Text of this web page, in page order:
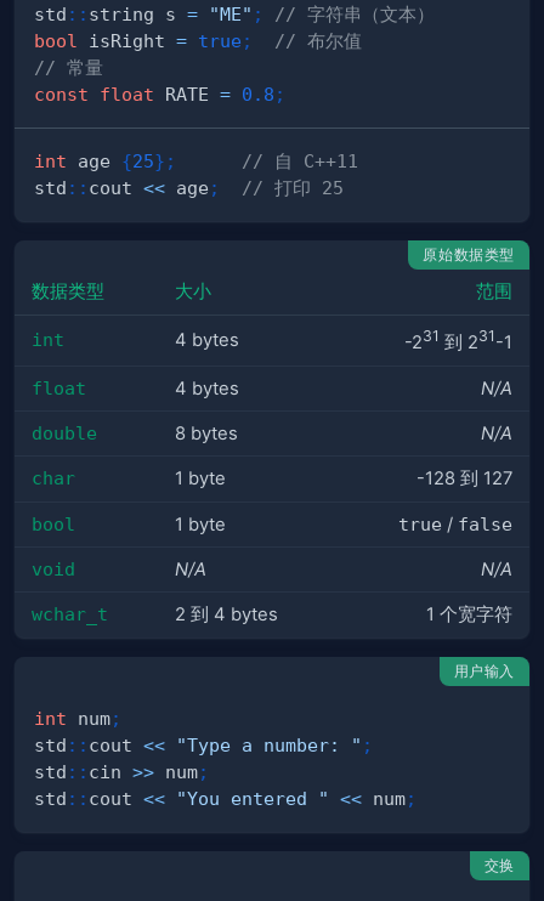
std :: string s = "ME" ;
// 字符串（文本）
bool
isRight = true ;
// 布尔值
// 常量
const
float RATE = 0.8 ;
int age {25} ;
// 自 C++11
std :: cout << age ; // 打印 25
原始数据类型
数据类型 大小 范围
int 4 bytes -231 到 231 -1
float 4 bytes N/A
double 8 bytes N/A
char 1 byte -128 到 127
bool 1 byte true / false
void N/A N/A
wchar_t 2 到 4 bytes 1 个宽字符
用户输入
int num;
std :: cout << "Type a number: " ;
std :: cin >> num;
std :: cout << "You entered " << num;
交换